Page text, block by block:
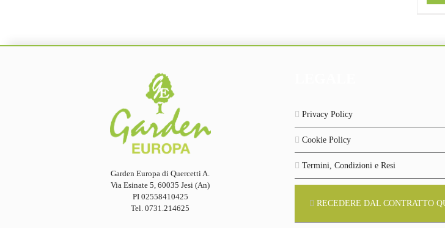
Garden Europa di Quercetti A.
Via Esinate 5, 60035 Jesi (An)
PI 02558410425
Tel. 0731.214625
Privacy Policy
Cookie Policy
Termini, Condizioni e Resi
RECEDERE DAL CONTRATTO